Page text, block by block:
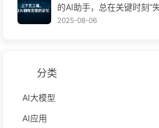
的AI助手，总在关键时刻“
现90%性能提升？——慢慢
2025-08-06
分类
AI大模型
AI应用